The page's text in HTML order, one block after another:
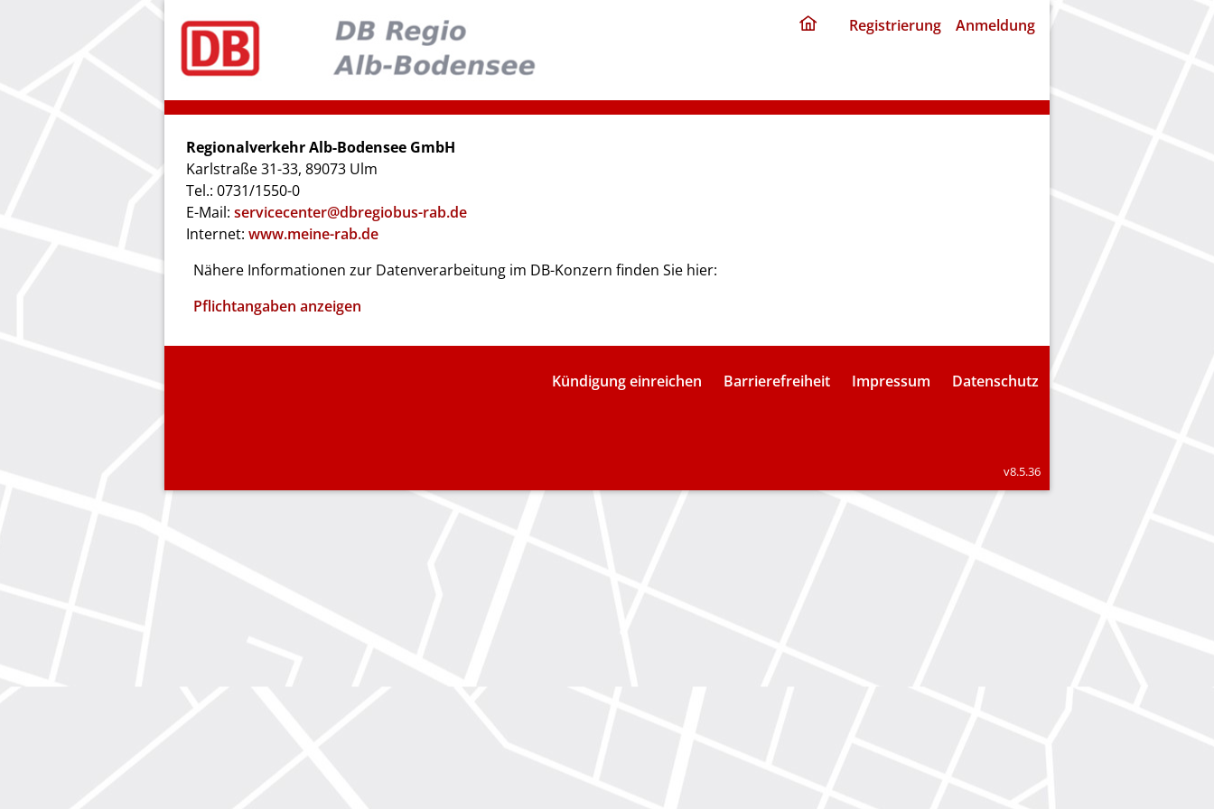
Registrierung Anmeldung
Regionalverkehr Alb-Bodensee GmbH
Karlstraße 31-33, 89073 Ulm
Tel.: 0731/1550-0
E-Mail: servicecenter@dbregiobus-rab.de
Internet: www.meine-rab.de
Nähere Informationen zur Datenverarbeitung im DB-Konzern finden Sie hier:
Pflichtangaben anzeigen
Kündigung einreichen Barrierefreiheit Impressum Datenschutz
v8.5.36